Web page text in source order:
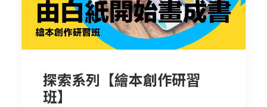
探索系列【繪本創作研習
班】